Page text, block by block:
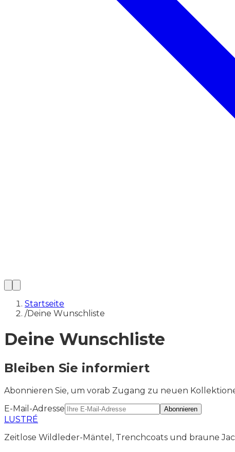
Startseite
/Deine Wunschliste
Deine Wunschliste
Bleiben Sie informiert
Abonnieren Sie, um vorab Zugang zu neuen
E-Mail-Adresse
Abonnieren
LUSTRÉ
Zeitlose Wildleder-Mäntel, Trenchcoats und braune